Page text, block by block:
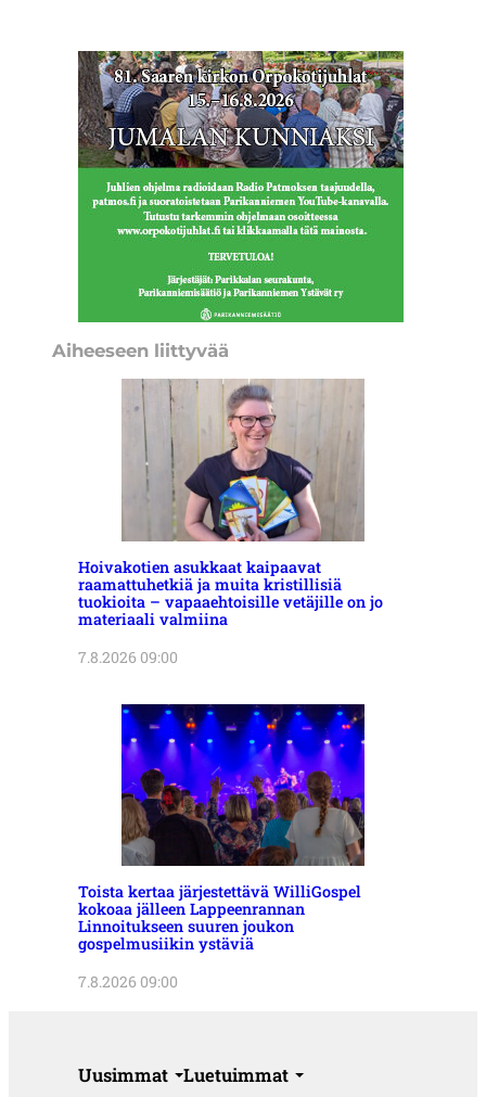
Aiheeseen liittyvää
Hoivakotien asukkaat kaipaavat
raamattuhetkiä ja muita kristillisiä
tuokioita – vapaaehtoisille vetäjille on jo
materiaali valmiina
7.8.2026 09:00
Toista kertaa järjestettävä WilliGospel
kokoaa jälleen Lappeenrannan
Linnoitukseen suuren joukon
gospelmusiikin ystäviä
7.8.2026 09:00
Uusimmat Luetuimmat